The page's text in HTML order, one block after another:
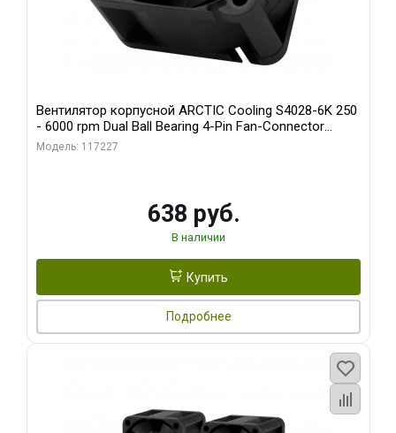
Вентилятор корпусной ARCTIC Cooling S4028-6K 250
- 6000 rpm Dual Ball Bearing 4-Pin Fan-Connector
(ACFAN00185A)
Модель: 117227
638 руб.
В наличии
Купить
Подробнее